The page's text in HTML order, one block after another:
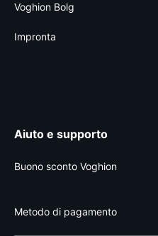
Voghion Bolg
Impronta
Aiuto e supporto
Buono sconto Voghion
Metodo di pagamento